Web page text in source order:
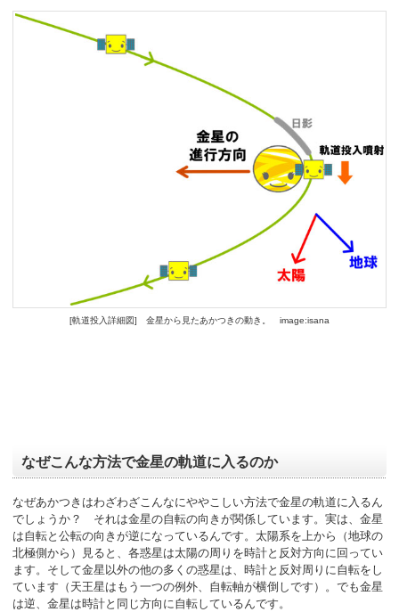
[軌道投入詳細図] 金星から見たあかつきの動き。 image:isana
なぜこんな方法で金星の軌道に入るのか
なぜあかつきはわざわざこんなにややこしい方法で金星の軌道に入るん
でしょうか？ それは金星の自転の向きが関係しています。実は、金星
は自転と公転の向きが逆になっているんです。太陽系を上から（地球の
北極側から）見ると、各惑星は太陽の周りを時計と反対方向に回ってい
ます。そして金星以外の他の多くの惑星は、時計と反対周りに自転をし
ています（天王星はもう一つの例外、自転軸が横倒しです）。でも金星
は逆、金星は時計と同じ方向に自転しているんです。